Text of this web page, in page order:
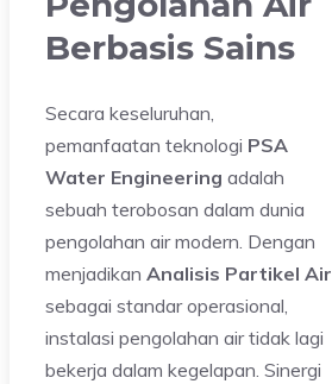
Berbasis Sains
Secara keseluruhan,
pemanfaatan teknologi PSA
Water Engineering adalah
sebuah terobosan dalam dunia
pengolahan air modern. Dengan
menjadikan Analisis Partikel Air
sebagai standar operasional,
instalasi pengolahan air tidak lagi
bekerja dalam kegelapan. Sinergi